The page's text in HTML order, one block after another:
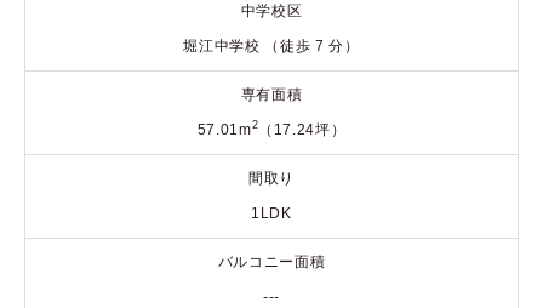
中学校区
堀江中学校 （徒歩 7 分）
専有面積
57.01m2 （17.24坪）
間取り
1LDK
バルコニー面積
---